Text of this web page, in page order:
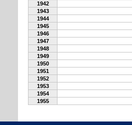
1942
1943
1944
1945
1946
1947
1948
1949
1950
1951
1952
1953
1954
1955